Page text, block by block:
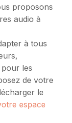
proposons
audio à
à tous
les
de votre
le
espace